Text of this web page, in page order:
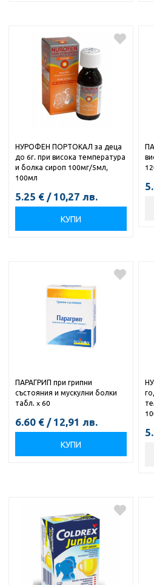
НУРОФЕН ПОРТОКАЛ за деца
до 6г. при висока температура
и болка сироп 100мг/5мл,
100мл
5.25 € / 10,27 лв.
КУПИ
ПАРАГРИП при грипни
състояния и мускулни болки
табл. x 60
6.60 € / 12,91 лв.
КУПИ